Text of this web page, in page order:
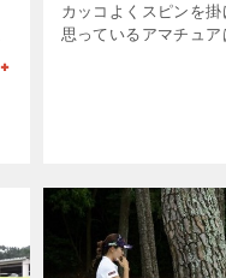
カッコよくスピンを掛
思っているアマチュア
かし実際アプローチ
は難しい。ダフった